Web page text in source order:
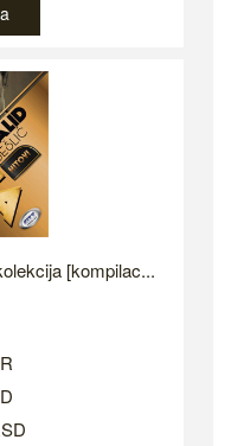
[kompilac...